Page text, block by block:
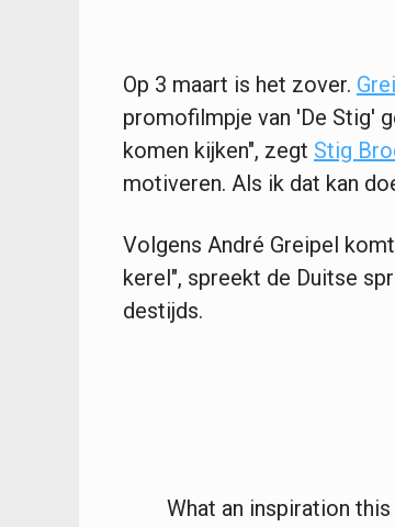
Op 3 maart is het zover.
promofilmpje van 'De Stig'
komen kijken", zegt Stig
motiveren. Als ik dat kan
Volgens André Greipel
kerel", spreekt de Duitse
destijds.
What an inspiration this